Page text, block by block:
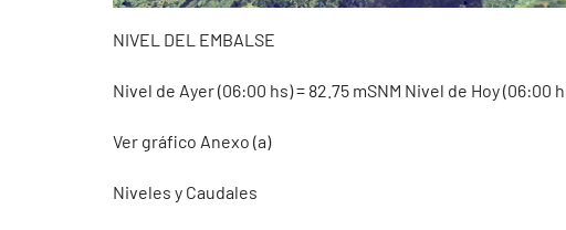
NIVEL DEL EMBALSE
Nivel de Ayer (06:00 hs) = 82.75 mSNM Nivel de Hoy (06:00
Ver gráfico Anexo (a)
Niveles y Caudales